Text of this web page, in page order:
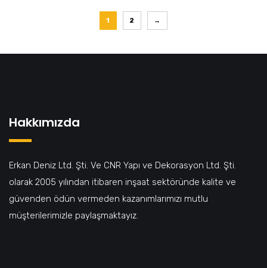
1 2 →
Hakkımızda
Erkan Deniz Ltd. Şti. Ve CNR Yapı ve Dekorasyon Ltd. Şti.
olarak 2005 yılından itibaren inşaat sektöründe kalite ve
güvenden ödün vermeden kazanımlarımızı mutlu
müşterilerimizle paylaşmaktayız.